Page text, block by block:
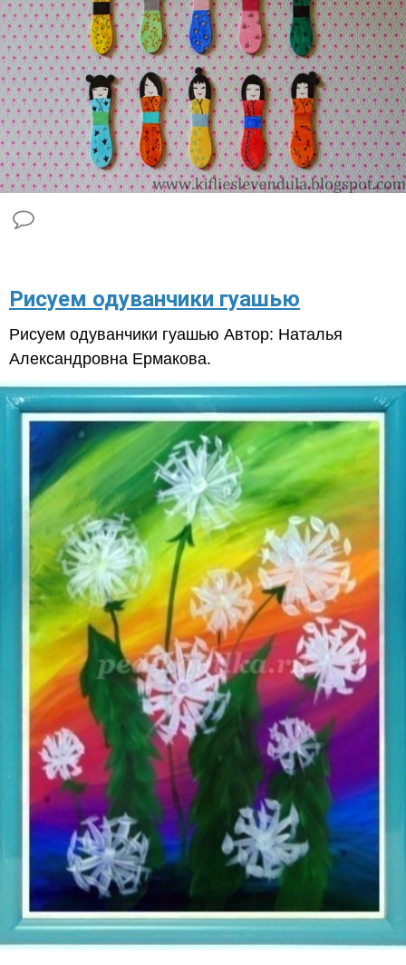
Рисуем одуванчики гуашью
Рисуем одуванчики гуашью Автор: Наталья
Александровна Ермакова.